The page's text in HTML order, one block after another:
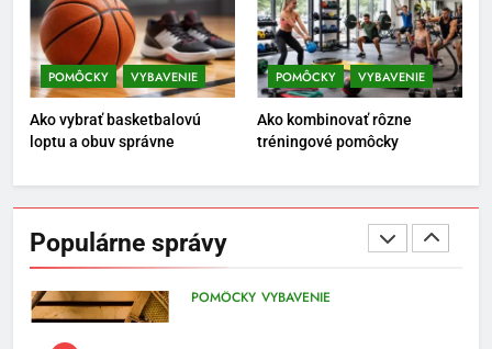
POMÔCKY VYBAVENIE
Ako vybrať basketbalovú
POMÔCKY VYBAVENIE
Ako kombinovať rôzne
Populárne správy
1
Osemročný Adrián dobýva
sociálne siete vášňou pre futbal
a brankársky post – aj vďaka
produktom z Temu
POMÔCKY VYBAVENIE
2
Jeho včelia kaviareň sa vďaka
Temu zmenila na prívetivú oázu
POMÔCKY